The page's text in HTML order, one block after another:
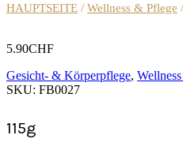
HAUPTSEITE / Wellness & Pflege
5.90CHF
Gesicht- & Körperpflege,
SKU: FB0027
115g